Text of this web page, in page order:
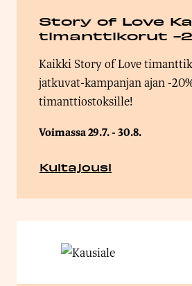
Story of Love
timanttikorut -
Kaikki Story of Love timanttikorut Juhlat
jatkuvat-kampanjan ajan -
timanttiostoksille!
Voimassa 29.7. - 30.8.
Kultajousi